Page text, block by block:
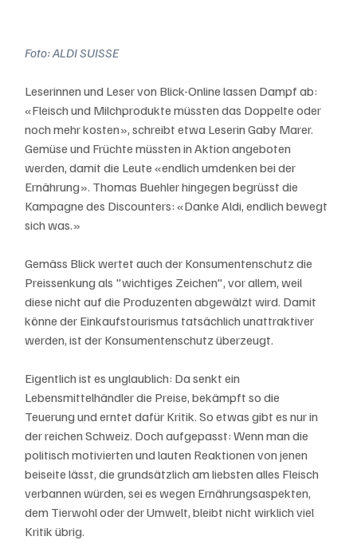
Foto: ALDI SUISSE
Leserinnen und Leser von Blick-Online lassen Dampf ab:
«Fleisch und Milchprodukte müssten das Doppelte oder
noch mehr kosten», schreibt etwa Leserin Gaby Marer.
Gemüse und Früchte müssten in Aktion angeboten
werden, damit die Leute «endlich umdenken bei der
Ernährung». Thomas Buehler hingegen begrüsst die
Kampagne des Discounters: «Danke Aldi, endlich bewegt
sich was.»
Gemäss Blick wertet auch der Konsumentenschutz die
Preissenkung als "wichtiges Zeichen", vor allem, weil
diese nicht auf die Produzenten abgewälzt wird. Damit
könne der Einkaufstourismus tatsächlich unattraktiver
werden, ist der Konsumentenschutz überzeugt.
Eigentlich ist es unglaublich: Da senkt ein
Lebensmittelhändler die Preise, bekämpft so die
Teuerung und erntet dafür Kritik. So etwas gibt es nur in
der reichen Schweiz. Doch aufgepasst: Wenn man die
politisch motivierten und lauten Reaktionen von jenen
beiseite lässt, die grundsätzlich am liebsten alles Fleisch
verbannen würden, sei es wegen Ernährungsaspekten,
dem Tierwohl oder der Umwelt, bleibt nicht wirklich viel
Kritik übrig.